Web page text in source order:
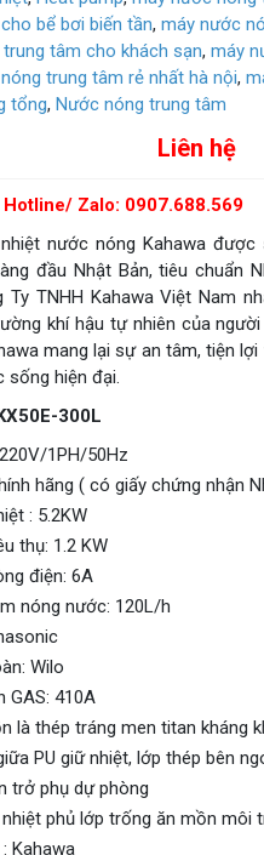
tâm cho khách sạn
máy
nóng trung tâm rẻ nhất hà nội
tổng, Nước nóng trung tâm
Hotline/ Zalo: 0907.688.569
nước nóng Kahawa được
đầu Nhật Bản, tiêu chuẩn
Ty TNHH Kahawa Việt Nam
khí hậu tự nhiên của
mang lại sự an tâm, tiện
sống hiện đại.
300L
1PH/50Hz
hãng ( có giấy chứng nhận
: 5.2KW
thụ: 1.2 KW
điện: 6A
nóng nước: 120L/h
Wilo
410A
là thép tráng men titan kháng
PU giữ nhiệt, lớp thép bên
trở phụ dự phòng
phủ lớp trống ăn mồn môi
Kahawa
dây truyền công nghệ Nhật Bản